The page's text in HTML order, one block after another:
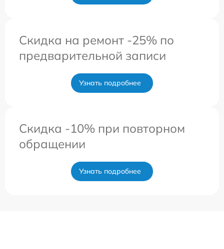
Скидка на ремонт -25% по
предварительной записи
Узнать подробнее
Скидка -10% при повторном
обращении
Узнать подробнее